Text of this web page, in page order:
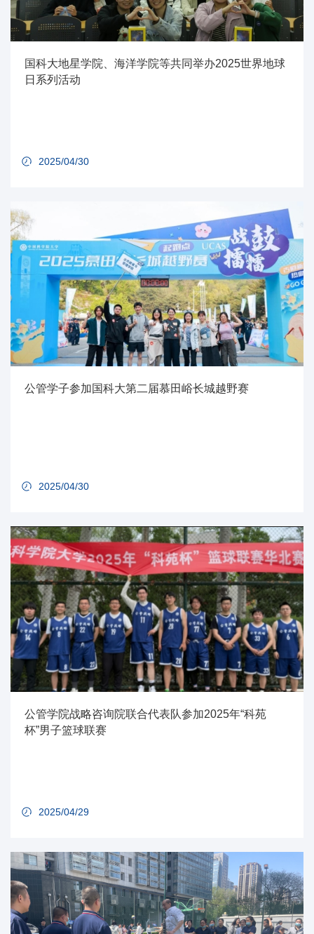
国科大地星学院、海洋学院等共同举办2025世界地球
日系列活动
2025/04/30
公管学子参加国科大第二届慕田峪长城越野赛
2025/04/30
公管学院战略咨询院联合代表队参加2025年“科苑
杯”男子篮球联赛
2025/04/29